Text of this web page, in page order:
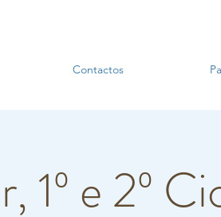
Contactos
e 2º